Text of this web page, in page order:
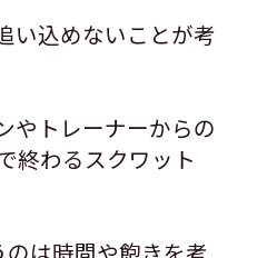
い込めないことが考
やトレーナーからの
終わるスクワット